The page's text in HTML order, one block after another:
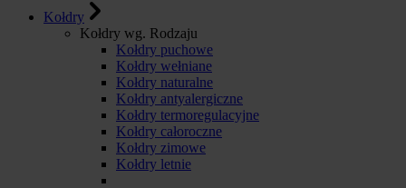
Kołdry
Kołdry wg. Rodzaju
Kołdry puchowe
Kołdry wełniane
Kołdry naturalne
Kołdry antyalergiczne
Kołdry termoregulacyjne
Kołdry całoroczne
Kołdry zimowe
Kołdry letnie